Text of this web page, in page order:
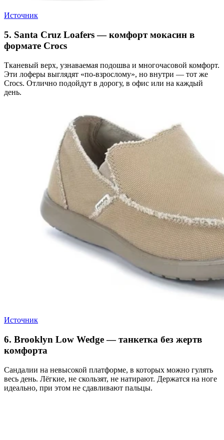
Источник
5. Santa Cruz Loafers — комфорт мокасин в
формате Crocs
Тканевый верх, узнаваемая подошва и многочасовой комфорт.
Эти лоферы выглядят «по-взрослому», но внутри — тот же
Crocs. Отлично подойдут в дорогу, в офис или на каждый
день.
Источник
6. Brooklyn Low Wedge — танкетка без жертв
комфорта
Сандалии на невысокой платформе, в которых можно гулять
весь день. Лёгкие, не скользят, не натирают. Держатся на ноге
идеально, при этом не сдавливают пальцы.